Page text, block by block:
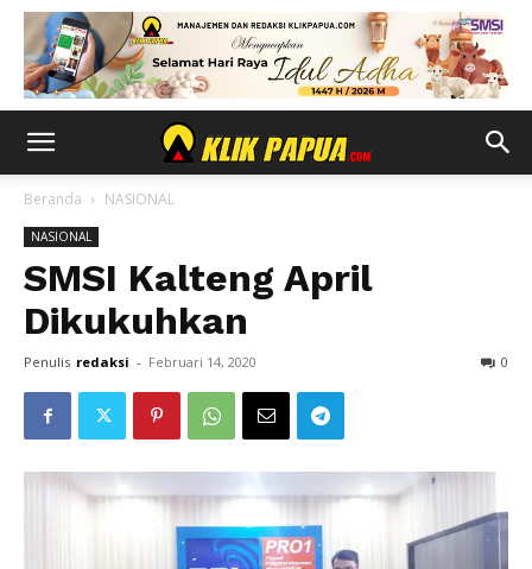
Beranda NASIONAL
NASIONAL
SMSI Kalteng April
Dikukuhkan
Penulis redaksi - Februari 14, 2020 0